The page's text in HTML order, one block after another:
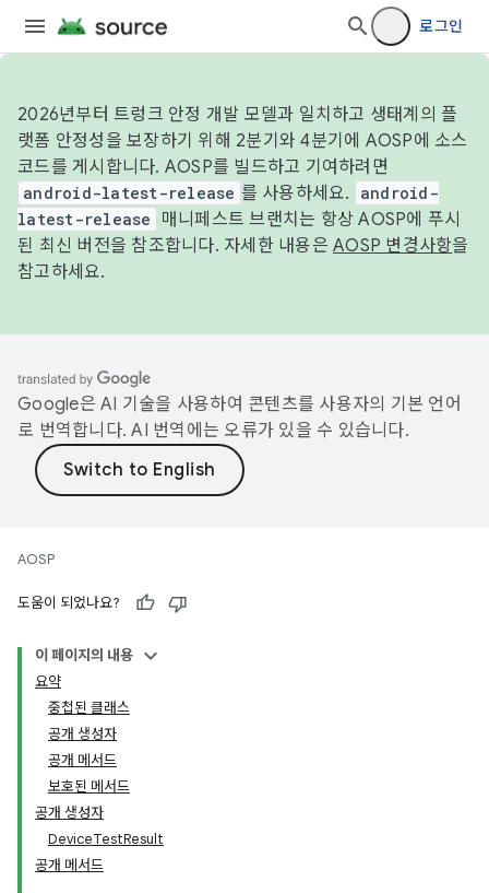
로그인
2026년부터 트렁크 안정 개발 모델과 일치하고 생태계의 플
랫폼 안정성을 보장하기 위해 2분기와 4분기에 AOSP에 소스
코드를 게시합니다. AOSP를 빌드하고 기여하려면
android-latest-release 를 사용하세요.
android-
latest-release
매니페스트 브랜치는 항상 AOSP에 푸시
된 최신 버전을 참조합니다. 자세한 내용은 AOSP 변경사항을
참고하세요.
Google은 AI 기술을 사용하여 콘텐츠를 사용자의 기본 언어
로 번역합니다. AI 번역에는 오류가 있을 수 있습니다.
AOSP
도움이 되었나요?
이 페이지의 내용
요약
중첩된 클래스
공개 생성자
공개 메서드
보호된 메서드
공개 생성자
DeviceTestResult
공개 메서드